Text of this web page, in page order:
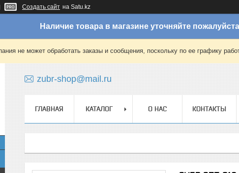
Создать сайт на Satu.kz
Наличие товара в магазине уточняйте
не может обработать заказы и сообщения, поскольку по ее графику
zubr-shop@mail.ru
ГЛАВНАЯ КАТАЛОГ О НАС КОНТАКТЫ